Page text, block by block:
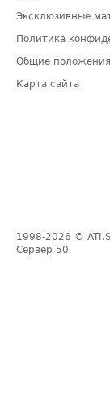
Эксклюзивные
Политика
Общие положения
Карта сайта
1998-2026 ©
Сервер 50